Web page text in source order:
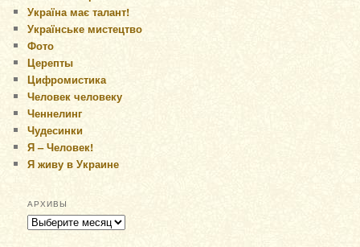
Україна має талант!
Українське мистецтво
Фото
Церепты
Цифромистика
Человек человеку
Ченнелинг
Чудесинки
Я – Человек!
Я живу в Украине
АРХИВЫ
Архивы